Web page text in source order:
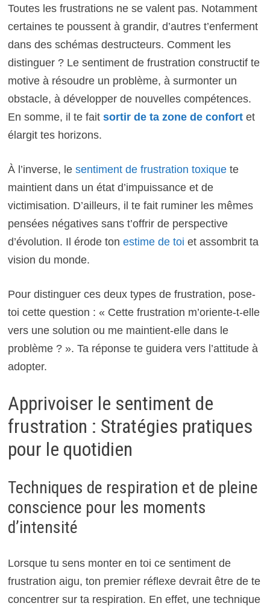
Toutes les frustrations ne se valent pas. Notamment
certaines te poussent à grandir, d’autres t’enferment
dans des schémas destructeurs. Comment les
distinguer ? Le sentiment de frustration constructif te
motive à résoudre un problème, à surmonter un
obstacle, à développer de nouvelles compétences.
En somme, il te fait sortir de ta zone de confortet
élargit tes horizons.
À l’inverse, le sentiment de frustration toxiquete
maintient dans un état d’impuissance et de
victimisation. D’ailleurs, il te fait ruminer les mêmes
pensées négatives sans t’offrir de perspective
d’évolution. Il érode ton estime de toi et assombrit ta
vision du monde.
Pour distinguer ces deux types de frustration, pose-
toi cette question : « Cette frustration m’oriente-t-elle
vers une solution ou me maintient-elle dans le
problème ? ». Ta réponse te guidera vers l’attitude à
adopter.
Apprivoiser le sentiment de
frustration : Stratégies pratiques
pour le quotidien
Techniques de respiration et de pleine
conscience pour les moments
d’intensité
Lorsque tu sens monter en toi ce sentiment de
frustration aigu, ton premier réflexe devrait être de te
concentrer sur ta respiration. En effet, une technique